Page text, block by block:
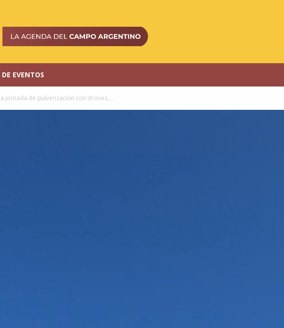
EVENTOS
jornada de pulverización con drones,...